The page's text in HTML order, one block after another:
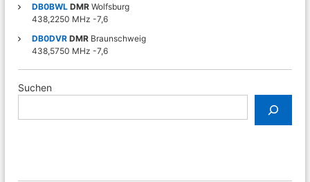
DB0BWL DMR Wolfsburg
438,2250 MHz -7,6
DB0DVR DMR Braunschweig
438,5750 MHz -7,6
Suchen